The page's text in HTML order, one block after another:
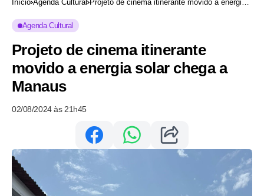
Início Agenda Cultural Projeto de cinema itinerante movido a energia
Agenda Cultural
Projeto de cinema itinerante
movido a energia solar chega a
Manaus
02/08/2024 às 21h45